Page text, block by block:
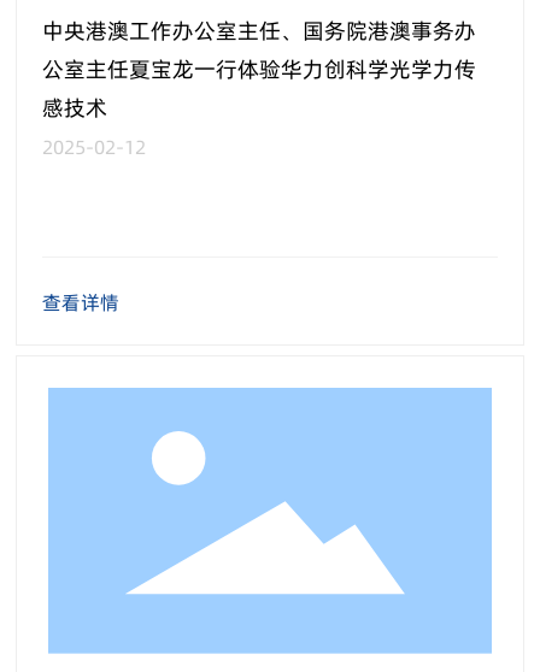
中央港澳工作办公室主任、国务院港澳事务办
公室主任夏宝龙一行体验华力创科学光学力传
感技术
2025-02-12
查看详情